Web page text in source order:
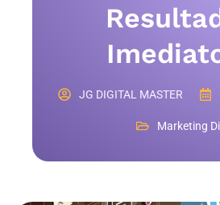
JG DIGITAL MASTER
Marketing